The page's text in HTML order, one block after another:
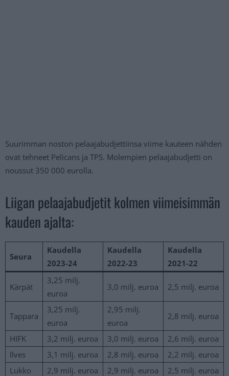
Suurimman noston pelaajabudjettiinsa viime kauteen nähden
ovat tehneet Pelicans ja TPS. Molempien pelaajabudjetti on
noussut 350 000 eurolla.
Liigan pelaajabudjetit kolmen viimeisimmän
kauden ajalta:
Seura
Kaudella
2023-24
Kaudella
2022-23
Kaudella
2021-22
Kärpät
3,25 milj.
euroa
3,0 milj. euroa 2,5 milj. euroa
Tappara
3,25 milj.
euroa
2,95 milj.
euroa
2,8 milj. euroa
HIFK 3,2 milj. euroa 3,0 milj. euroa
2,6 milj. euroa
Ilves
3,1 milj. euroa 2,8 milj. euroa
2,2 milj. euroa
Lukko
2,9 milj. euroa 2,9 milj. euroa 2,5 milj. euroa